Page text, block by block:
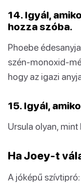
14. Igyál,
hozza szóba.
Phoebe
szén-monoxid-
hogy az igazi
15. Igyál,
Ursula olyan,
Ha Joey-t
A jóképű